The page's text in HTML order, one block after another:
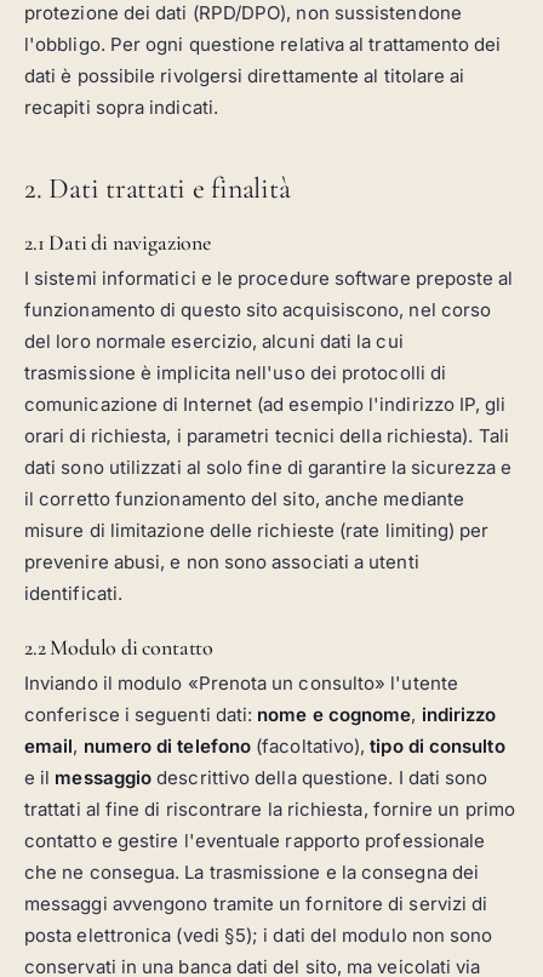
protezione dei dati (RPD/DPO), non sussistendone
l'obbligo. Per ogni questione relativa al trattamento dei
dati è possibile rivolgersi direttamente al titolare ai
recapiti sopra indicati.
2. Dati trattati e finalità
2.1 Dati di navigazione
I sistemi informatici e le procedure software preposte al
funzionamento di questo sito acquisiscono, nel corso
del loro normale esercizio, alcuni dati la cui
trasmissione è implicita nell'uso dei protocolli di
comunicazione di Internet (ad esempio l'indirizzo IP, gli
orari di richiesta, i parametri tecnici della richiesta). Tali
dati sono utilizzati al solo fine di garantire la sicurezza e
il corretto funzionamento del sito, anche mediante
misure di limitazione delle richieste (rate limiting) per
prevenire abusi, e non sono associati a utenti
identificati.
2.2 Modulo di contatto
Inviando il modulo «Prenota un consulto» l'utente
conferisce i seguenti dati: nome e cognome, indirizzo
email, numero di telefono (facoltativo),tipo di consulto
e il messaggio descrittivo della questione. I dati sono
trattati al fine di riscontrare la richiesta, fornire un primo
contatto e gestire l'eventuale rapporto professionale
che ne consegua. La trasmissione e la consegna dei
messaggi avvengono tramite un fornitore di servizi di
posta elettronica (vedi §5); i dati del modulo non sono
conservati in una banca dati del sito, ma veicolati via